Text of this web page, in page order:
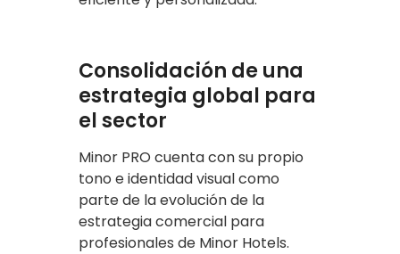
Consolidación de una
estrategia global para
el sector
Minor PRO cuenta con su propio
tono e identidad visual como
parte de la evolución de la
estrategia comercial para
profesionales de Minor Hotels.